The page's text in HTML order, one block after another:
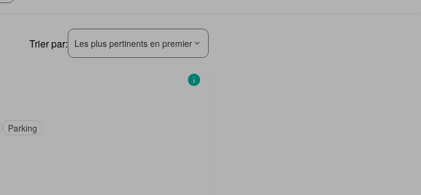
Trier par: Les plus pertinents en premier
Parking